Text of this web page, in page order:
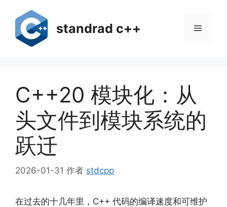
standrad c++ 菜
C++20 模块化：从
头文件到模块系统的
跃迁
2026-01-31 作者 stdcpp
在过去的十几年里，C++ 代码的编译速度和可维护